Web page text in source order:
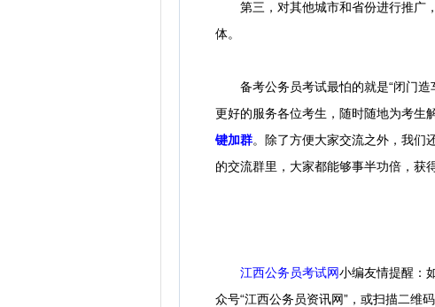
第三，对其他城市和省份进行推广，
体。
备考公务员考试最怕的就是“闭门造
更好的服务各位考生，随时随地为考生
键加群。除了方便大家交流之外，我们
的交流群里，大家都能够事半功倍，获
江西公务员考试网小编友情提醒：
众号“江西公务员资讯网”，或扫描二维